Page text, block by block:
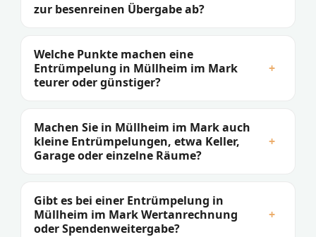
zur besenreinen Übergabe ab?
Welche Punkte machen eine
Entrümpelung in Müllheim im Mark
teurer oder günstiger?
+
Machen Sie in Müllheim im Mark auch
kleine Entrümpelungen, etwa Keller,
Garage oder einzelne Räume?
+
Gibt es bei einer Entrümpelung in
Müllheim im Mark Wertanrechnung
oder Spendenweitergabe?
+